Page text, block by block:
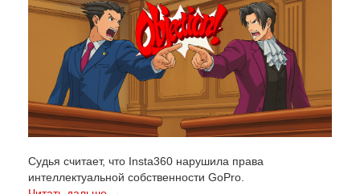
Судья считает, что Insta360 нарушила права
интеллектуальной собственности GoPro.